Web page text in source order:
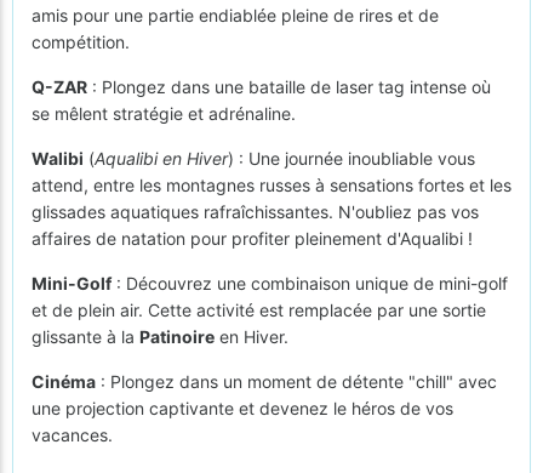
amis pour une partie endiablée pleine de rires et de
compétition.
Q-ZAR : Plongez dans une bataille de laser tag intense où
se mêlent stratégie et adrénaline.
Walibi (Aqualibi en Hiver) : Une journée inoubliable vous
attend, entre les montagnes russes à sensations fortes et les
glissades aquatiques rafraîchissantes. N'oubliez pas vos
affaires de natation pour profiter pleinement d'Aqualibi !
Mini-Golf: Découvrez une combinaison unique de mini-golf
et de plein air. Cette activité est remplacée par une sortie
glissante à la Patinoire en Hiver.
Cinéma : Plongez dans un moment de détente "chill" avec
une projection captivante et devenez le héros de vos
vacances.